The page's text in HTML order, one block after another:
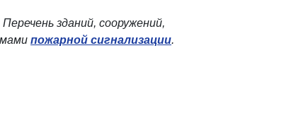
зданий, сооружений,
пожарной сигнализации.